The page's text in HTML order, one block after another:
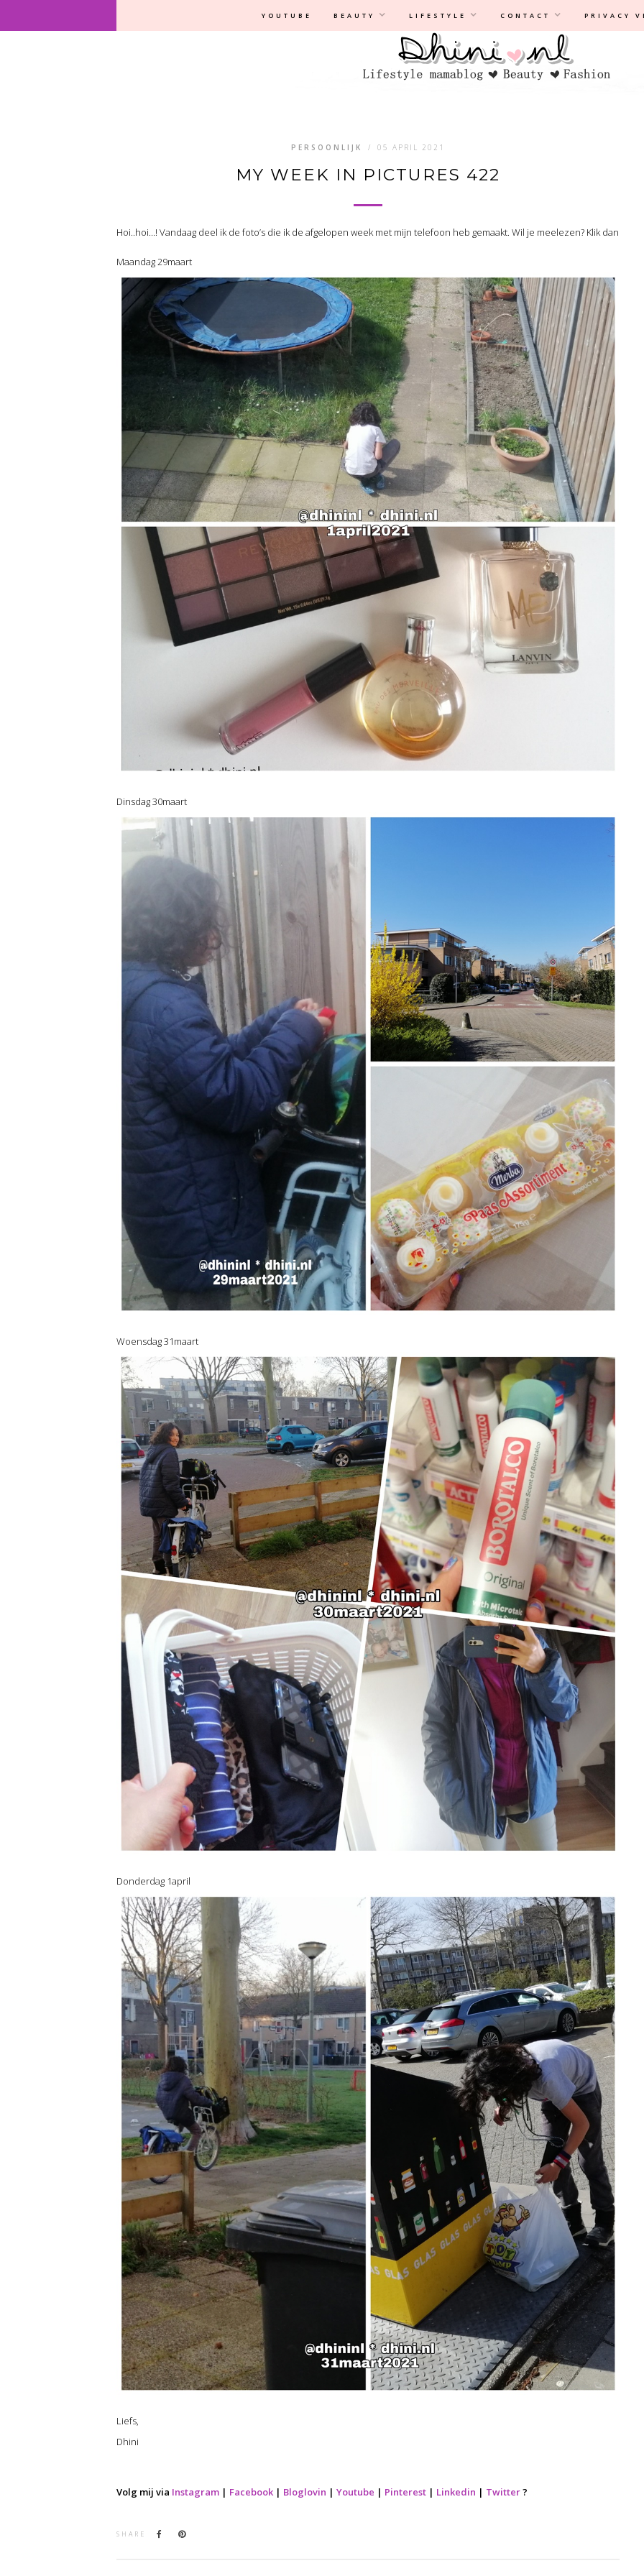
YOUTUBE BEAUTY LIFESTYLE CONTACT PRIVACY
Privacyverklaring |Disclaimer
PERSOONLIJK / 05 APRIL 2021
MY WEEK IN PICTURES 422
Hoi..hoi…! Vandaag deel ik de foto’s die ik de afgelopen week met mijn telefoon heb gemaakt. Wil je meelezen? Klik dan
Maandag 29maart
Dinsdag 30maart
Woensdag 31maart
Donderdag 1april
Liefs,
Dhini
Volg mij via Instagram | Facebook | Bloglovin | Youtube | Pinterest | Linkedin | Twitter?
SHARE